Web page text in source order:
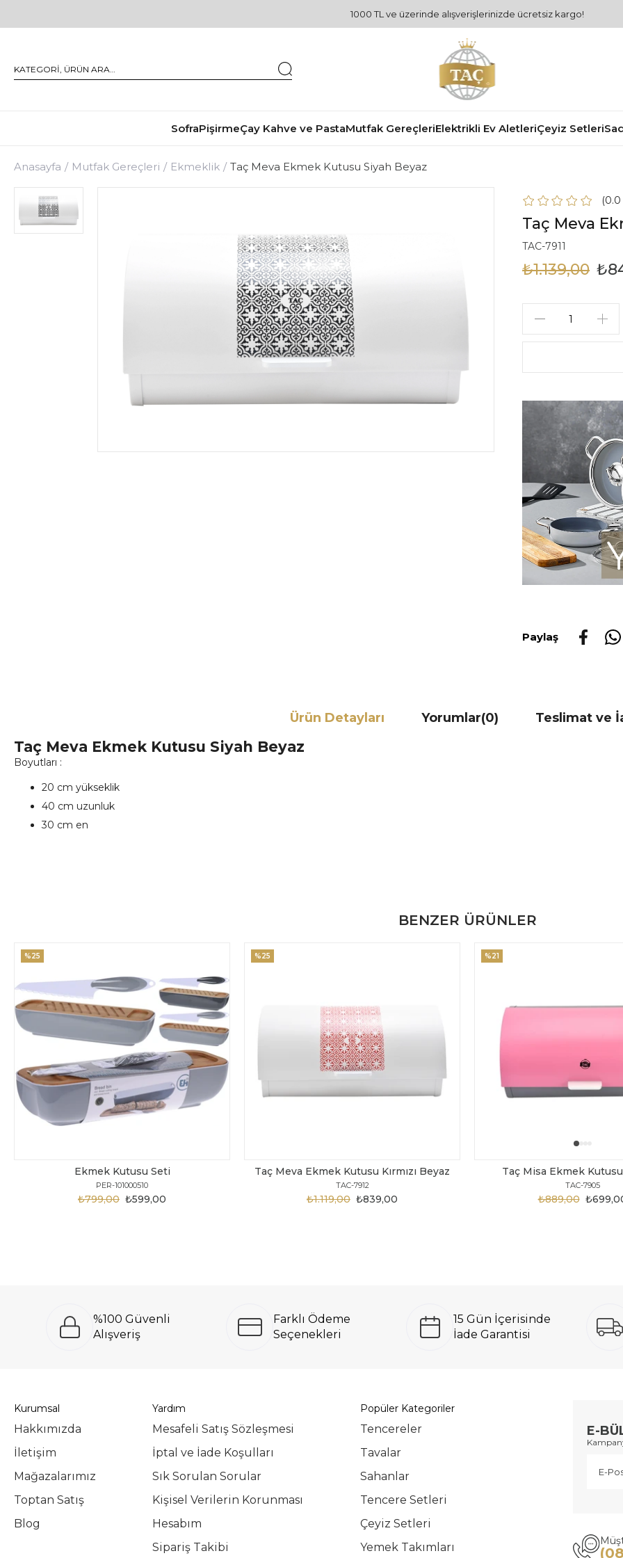
1000 TL ve üzerinde alışverişlerinizde ücretsiz kargo!
SofraPişirmeÇay Kahve ve PastaMutfak GereçleriElektrikli Ev AletleriÇeyiz Setleri
Anasayfa Mutfak Gereçleri Ekmeklik Taç Meva Ekmek Kutusu Siyah Beyaz
0.0
Taç Meva
TAC-7911
₺1.139,00
Paylaş
Ürün Detayları Yorumlar(0) Teslimat ve
Taç Meva Ekmek Kutusu Siyah Beyaz
Boyutları :
20 cm yükseklik
40 cm uzunluk
30 cm en
BENZER ÜRÜNLER
Ekmek Kutusu Seti
PER-101000510
₺599,00
₺799,00
%25
Taç Meva Ekmek Kutusu Kırmızı Beyaz
TAC-7912
₺839,00
₺1.119,00
%25
Taç Misa Ekmek
TAC-7905
₺889,00
%21
%100 Güvenli
Alışveriş
Farklı Ödeme
Seçenekleri
15 Gün İçerisinde
İade Garantisi
Kurumsal
Hakkımızda
İletişim
Mağazalarımız
Toptan Satış
Blog
Yardım
Mesafeli Satış Sözleşmesi
İptal ve İade Koşulları
Sık Sorulan Sorular
Kişisel Verilerin Korunması
Hesabım
Sipariş Takibi
Popüler Kategoriler
Tencereler
Tavalar
Sahanlar
Tencere Setleri
Çeyiz Setleri
Yemek Takımları
E-